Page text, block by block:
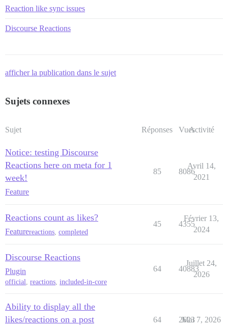
Reaction like sync issues
Discourse Reactions
afficher la publication dans le sujet
Sujets connexes
Sujet Réponses VuesActivité
Notice: testing Discourse
Reactions here on meta for 1
week!
Feature
85 8086
Avril 14,
2021
Reactions count as likes?
Featurereactions completed
45 4355
Février 13,
2024
Discourse Reactions
Plugin
official, reactions, included-in-core
64 40883
Juillet 24,
2026
Ability to display all the
likes/reactions on a post
64 2623
Mai 7, 2026